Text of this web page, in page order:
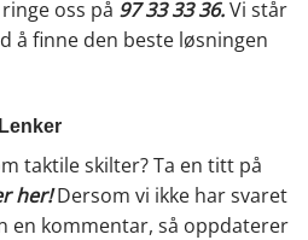
oss på 97 33 33 36.Vi står
å finne den beste løsningen
taktile skilter? Ta en titt på
her!Dersom vi ikke har svaret
en kommentar, så oppdaterer